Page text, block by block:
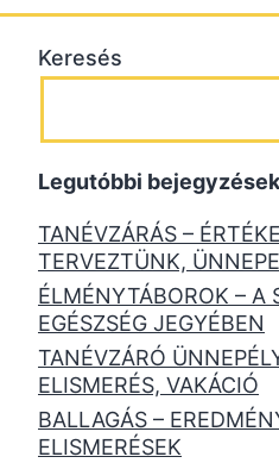
Keresés
Legutóbbi bejegyzések
TANÉVZÁRÁS –
TERVEZTÜNK,
ÉLMÉNYTÁBOROK – A
EGÉSZSÉG JEGYÉBEN
TANÉVZÁRÓ
ELISMERÉS, VAKÁCIÓ
BALLAGÁS –
ELISMERÉSEK